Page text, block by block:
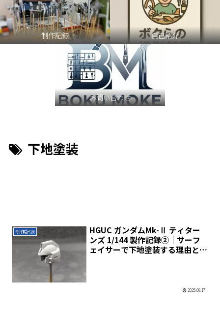
制作記録 自己紹介
お問い合わせ
下地塗装
制作記録
HGUC ガンダムMk-Ⅱ ティター
ンズ 1/144 製作記録②｜サーフ
ェイサーで下地塗装する理由とや
2025.08.17